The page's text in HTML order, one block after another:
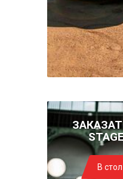
В